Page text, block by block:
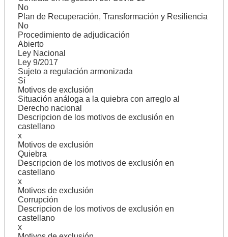
No
Plan de Recuperación, Transformación y Resiliencia
No
Procedimiento de adjudicación
Abierto
Ley Nacional
Ley 9/2017
Sujeto a regulación armonizada
Sí
Motivos de exclusión
Situación análoga a la quiebra con arreglo al
Derecho nacional
Descripcion de los motivos de exclusión en
castellano
x
Motivos de exclusión
Quiebra
Descripcion de los motivos de exclusión en
castellano
x
Motivos de exclusión
Corrupción
Descripcion de los motivos de exclusión en
castellano
x